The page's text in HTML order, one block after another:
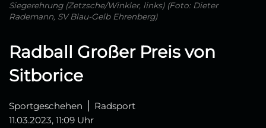
Siegerehrung (Zetzsche/Winkler, links) (Foto: Dieter
Rademann, SV Blau-Gelb Ehrenberg)
Radball Großer Preis von
Sitborice
Sportgeschehen
Radsport
11.03.2023, 11:09 Uhr